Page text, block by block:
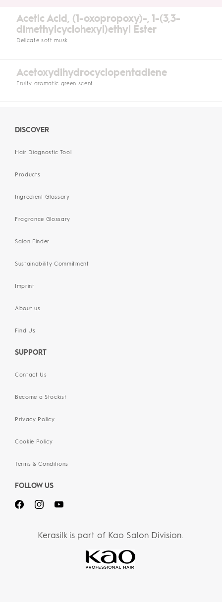
Acetic Acid, (1-oxopropoxy)-, 1-(3,3-
dimethylcyclohexyl)ethyl Ester
Delicate soft musk
Acetoxydihydrocyclopentadiene
Fruity aromatic green scent
DISCOVER
Hair Diagnostic Tool
Products
Ingredient Glossary
Fragrance Glossary
Salon Finder
Sustainability Commitment
Imprint
About us
Find Us
SUPPORT
Contact Us
Become a Stockist
Privacy Policy
Cookie Policy
Terms & Conditions
FOLLOW US
Kerasilk is part of Kao Salon Division.